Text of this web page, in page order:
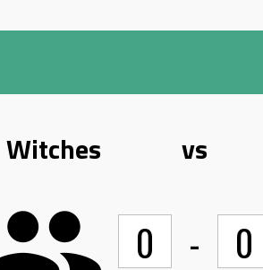
Witches vs
0 - 0